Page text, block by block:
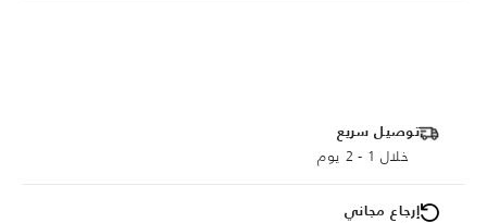
توصيل سريع
خلال 1 - 2 يوم
إرجاع مجاني